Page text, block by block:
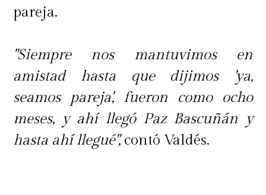
pareja.
"Siempre nos mantuvimos en
amistad hasta que dijimos 'ya,
seamos pareja', fueron como ocho
meses, y ahí llegó Paz Bascuñán y
hasta ahí llegué",contó Valdés.